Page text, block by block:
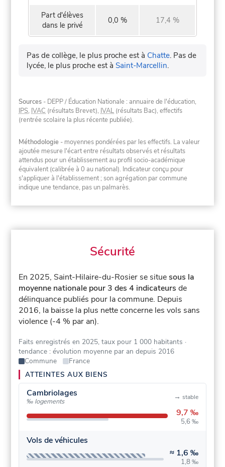
Part d'élèves
dans le privé
0,0 % 17,4 %
Pas de collège, le plus proche est à Chatte. Pas de
lycée, le plus proche est àSaint-Marcellin.
Sources - DEPP / Éducation Nationale : annuaire de l'éducation,
IPS, IVAC (résultats Brevet), IVAL (résultats Bac), effectifs
(rentrée scolaire la plus récente publiée).
Méthodologie - moyennes pondérées par les effectifs. La valeur
ajoutée mesure l'écart entre résultats observés et résultats
attendus pour un établissement au profil socio-académique
équivalent (calibrée à 0 au national). Indicateur conçu pour
s'appliquer à l'établissement ; son agrégation par commune
indique une tendance, pas un palmarès.
Sécurité
En 2025, Saint-Hilaire-du-Rosier se situesous la
moyenne nationale pour 3 des 4 indicateurs de
délinquance publiés pour la commune. Depuis
2016, la baisse la plus nette concerne les vols sans
violence (-4 % par an).
Faits enregistrés en 2025, taux pour 1 000 habitants ·
tendance : évolution moyenne par an depuis 2016
Commune
France
ATTEINTES AUX BIENS
Cambriolages
‰ logements
9,7 ‰
5,6 ‰
→ stable
Vols de véhicules
≈ 1,6 ‰
1,8 ‰